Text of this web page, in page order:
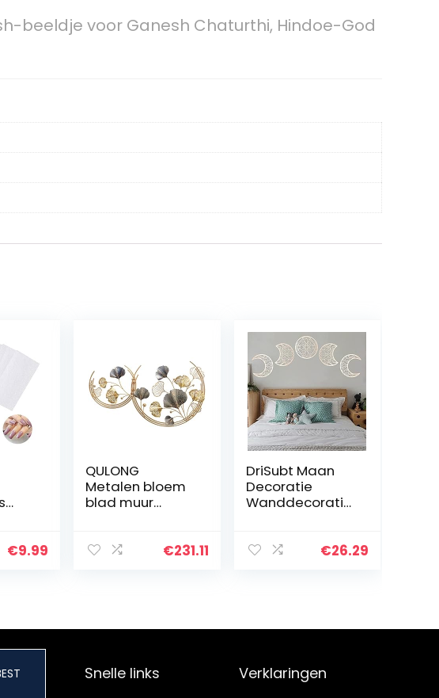
beeldje voor Ganesh Chaturthi, Hindoe-God
€9.99
QULONG
Metalen bloem
blad muur
smeedijzeren
€231.11
DriSubt Maan
Decoratie
Wanddecoratie
Stijl Decoratie
€26.29
Snelle links Verklaringen